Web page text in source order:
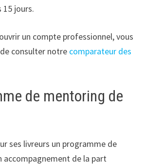
jours.
un compte professionnel, vous
consulter notre comparateur des
de mentoring de
ses livreurs un programme de
accompagnement de la part